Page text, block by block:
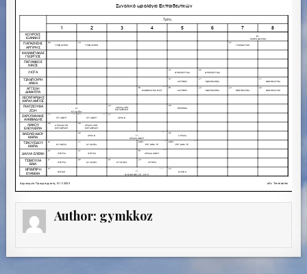
Author: gymkkoz